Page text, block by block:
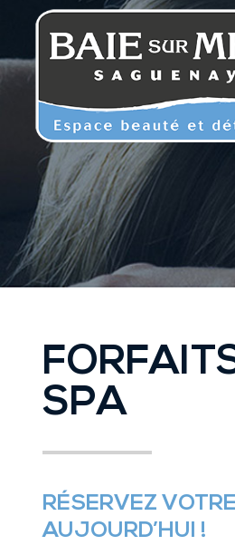
SPA
RÉSERVEZ
AUJOURD’HUI !